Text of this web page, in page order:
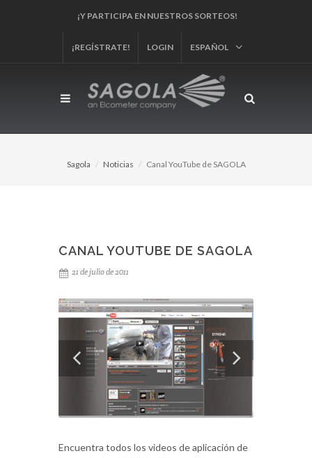
¡REGÍSTRA TU PRODUCTO!
¡REGÍSTRATE! LOGIN ESPAÑOL
Sagola Noticias Canal YouTube de SAGOLA
CANAL YOUTUBE DE SAGOLA
21 de julio de 2011
Encuentra todos los videos de aplicación de